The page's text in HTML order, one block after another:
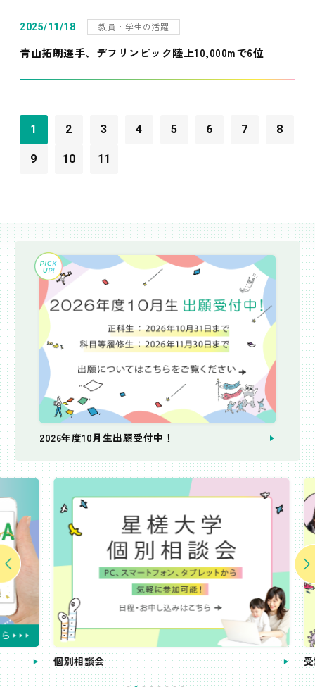
2025/11/18 教員・学生の活躍
青山拓朗選手、デフリンピック陸上10,000mで6位
1 2 3 4 5 6 7 8
9 10 11
2026年度10月生出願受付中！
個別相談会 受講